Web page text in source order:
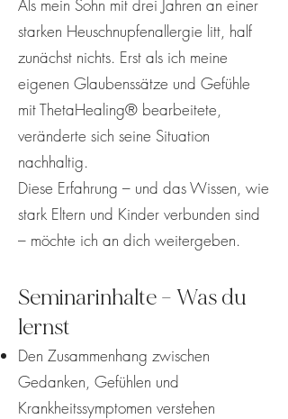
Als mein Sohn mit drei Jahren an einer
starken Heuschnupfenallergie litt, half
zunächst nichts. Erst als ich meine
eigenen Glaubenssätze und Gefühle
mit ThetaHealing® bearbeitete,
veränderte sich seine Situation
nachhaltig.
Diese Erfahrung – und das Wissen, wie
stark Eltern und Kinder verbunden sind
– möchte ich an dich weitergeben.
Seminarinhalte – Was du
lernst
Den Zusammenhang zwischen
Gedanken, Gefühlen und
Krankheitssymptomen verstehen